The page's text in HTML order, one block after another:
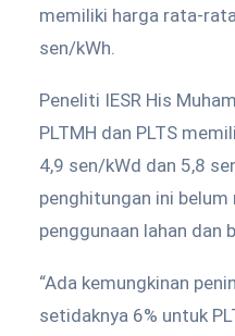
memiliki harga rata-
sen/kWh.
Peneliti IESR His
PLTMH dan PLTS
4,9 sen/kWd dan 5,8
penghitungan ini belum
penggunaan lahan dan
“Ada kemungkinan
setidaknya 6% untuk